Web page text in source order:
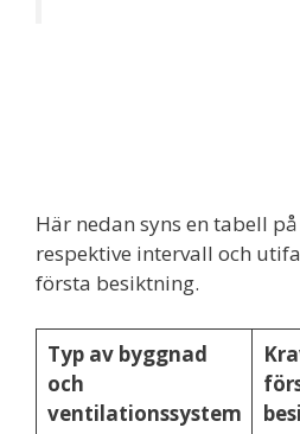
Här nedan syns en tabell
respektive intervall och
första besiktning.
Typ av byggnad
och
ventilationssystem